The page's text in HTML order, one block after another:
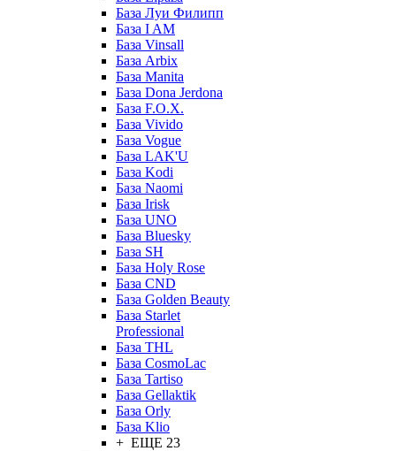
База Луи Филипп
База I AM
База Vinsall
База Arbix
База Manita
База Dona Jerdona
База F.O.X.
База Vivido
База Vogue
База LAK'U
База Kodi
База Naomi
База Irisk
База UNO
База Bluesky
База SH
База Holy Rose
База CND
База Golden Beauty
База Starlet
Professional
База THL
База CosmoLac
База Tartiso
База Gellaktik
База Orly
База Klio
+ ЕЩЕ 23